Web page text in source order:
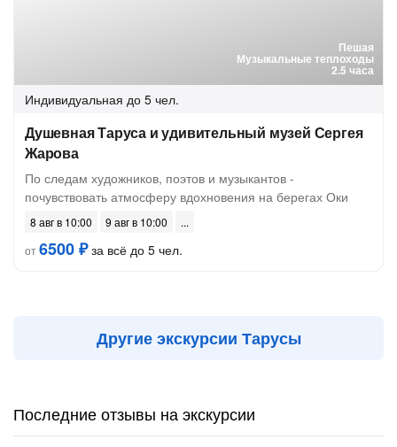
Пешая
Музыкальные теплоходы
2.5 часа
Индивидуальная до 5 чел.
Душевная Таруса и удивительный музей Сергея
Жарова
По следам художников, поэтов и музыкантов -
почувствовать атмосферу вдохновения на берегах Оки
8 авг в 10:00
9 авг в 10:00
от6500 ₽за всё до 5 чел.
Другие экскурсии Тарусы
Последние отзывы на экскурсии